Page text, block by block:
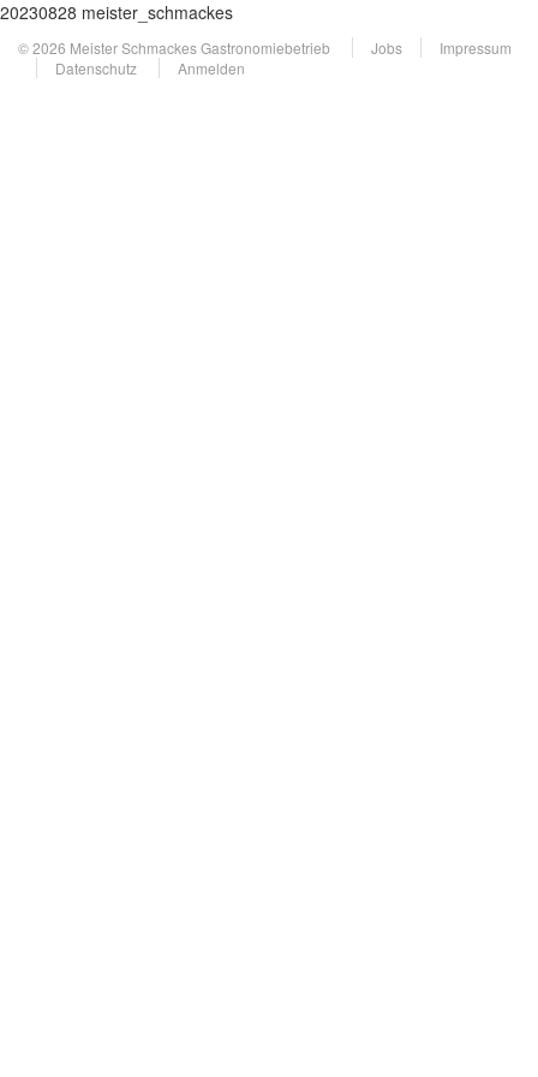
20230828 meister_schmackes
© 2026 Meister Schmackes Gastronomiebetrieb Jobs
Impressum
Datenschutz
Anmelden